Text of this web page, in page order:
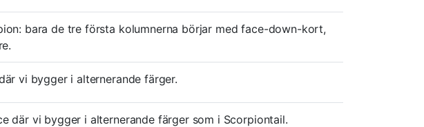
bara de tre första kolumnerna börjar med face-down-kort,
vi bygger i alternerande färger.
där vi bygger i alternerande färger som i Scorpiontail.